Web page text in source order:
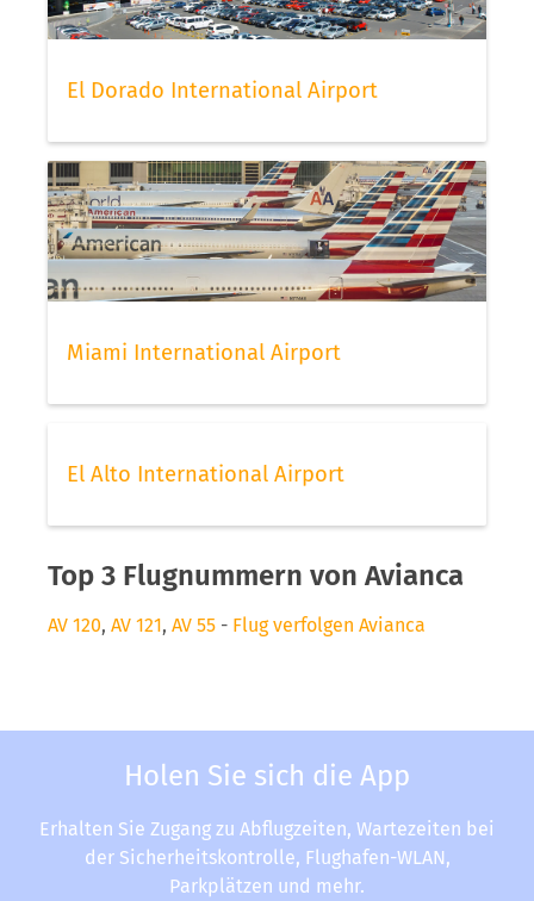
El Dorado International Airport
Miami International Airport
El Alto International Airport
Top 3 Flugnummern von Avianca
AV 120, AV 121, AV 55 - Flug verfolgen Avianca
Holen Sie sich die App
Erhalten Sie Zugang zu Abflugzeiten, Wartezeiten bei
der Sicherheitskontrolle, Flughafen-WLAN,
Parkplätzen und mehr.